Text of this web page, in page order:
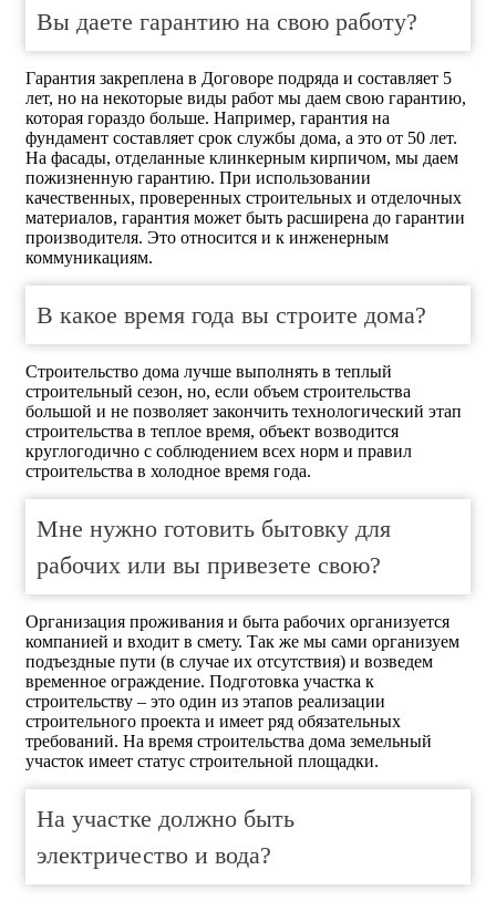
Вы даете гарантию на свою работу?
Гарантия закреплена в Договоре подряда и составляет 5
лет, но на некоторые виды работ мы даем свою гарантию,
которая гораздо больше. Например, гарантия на
фундамент составляет срок службы дома, а это от 50 лет.
На фасады, отделанные клинкерным кирпичом, мы даем
пожизненную гарантию. При использовании
качественных, проверенных строительных и отделочных
материалов, гарантия может быть расширена до гарантии
производителя. Это относится и к инженерным
коммуникациям.
В какое время года вы строите дома?
Строительство дома лучше выполнять в теплый
строительный сезон, но, если объем строительства
большой и не позволяет закончить технологический этап
строительства в теплое время, объект возводится
круглогодично с соблюдением всех норм и правил
строительства в холодное время года.
Мне нужно готовить бытовку для
рабочих или вы привезете свою?
Организация проживания и быта рабочих организуется
компанией и входит в смету. Так же мы сами организуем
подъездные пути (в случае их отсутствия) и возведем
временное ограждение. Подготовка участка к
строительству – это один из этапов реализации
строительного проекта и имеет ряд обязательных
требований. На время строительства дома земельный
участок имеет статус строительной площадки.
На участке должно быть
электричество и вода?